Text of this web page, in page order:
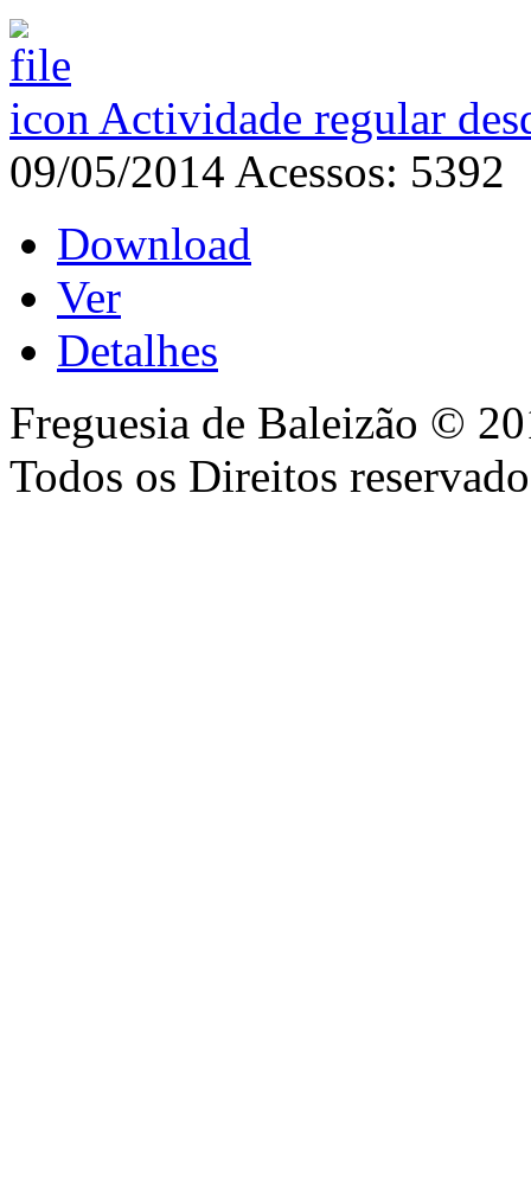
Actividade regular
09/05/2014 Acessos: 5392
Download
Ver
Detalhes
Freguesia de Baleizão ©
Todos os Direitos